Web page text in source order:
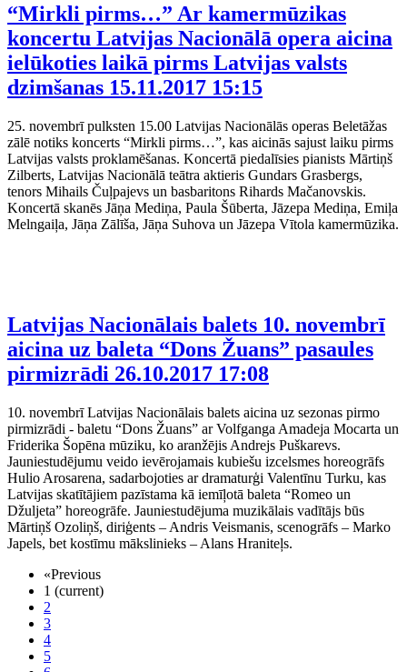
“Mirkli pirms…” Ar kamermūzikas
koncertu Latvijas Nacionālā opera aicina
ielūkoties laikā pirms Latvijas valsts
dzimšanas 15.11.2017 15:15
25. novembrī pulksten 15.00 Latvijas Nacionālās operas Beletāžas
zālē notiks koncerts “Mirkli pirms…”, kas aicinās sajust laiku pirms
Latvijas valsts proklamēšanas. Koncertā piedalīsies pianists Mārtiņš
Zilberts, Latvijas Nacionālā teātra aktieris Gundars Grasbergs,
tenors Mihails Čuļpajevs un basbaritons Rihards Mačanovskis.
Koncertā skanēs Jāņa Mediņa, Paula Šūberta, Jāzepa Mediņa, Emiļa
Melngaiļa, Jāņa Zālīša, Jāņa Suhova un Jāzepa Vītola kamermūzika.
Latvijas Nacionālais balets 10. novembrī
aicina uz baleta “Dons Žuans” pasaules
pirmizrādi 26.10.2017 17:08
10. novembrī Latvijas Nacionālais balets aicina uz sezonas pirmo
pirmizrādi - baletu “Dons Žuans” ar Volfganga Amadeja Mocarta un
Friderika Šopēna mūziku, ko aranžējis Andrejs Puškarevs.
Jauniestudējumu veido ievērojamais kubiešu izcelsmes horeogrāfs
Hulio Arosarena, sadarbojoties ar dramaturģi Valentīnu Turku, kas
Latvijas skatītājiem pazīstama kā iemīļotā baleta “Romeo un
Džuljeta” horeogrāfe. Jauniestudējuma muzikālais vadītājs būs
Mārtiņš Ozoliņš, diriģents – Andris Veismanis, scenogrāfs – Marko
Japels, bet kostīmu mākslinieks – Alans Hraniteļs.
«Previous
1 (current)
2
3
4
5